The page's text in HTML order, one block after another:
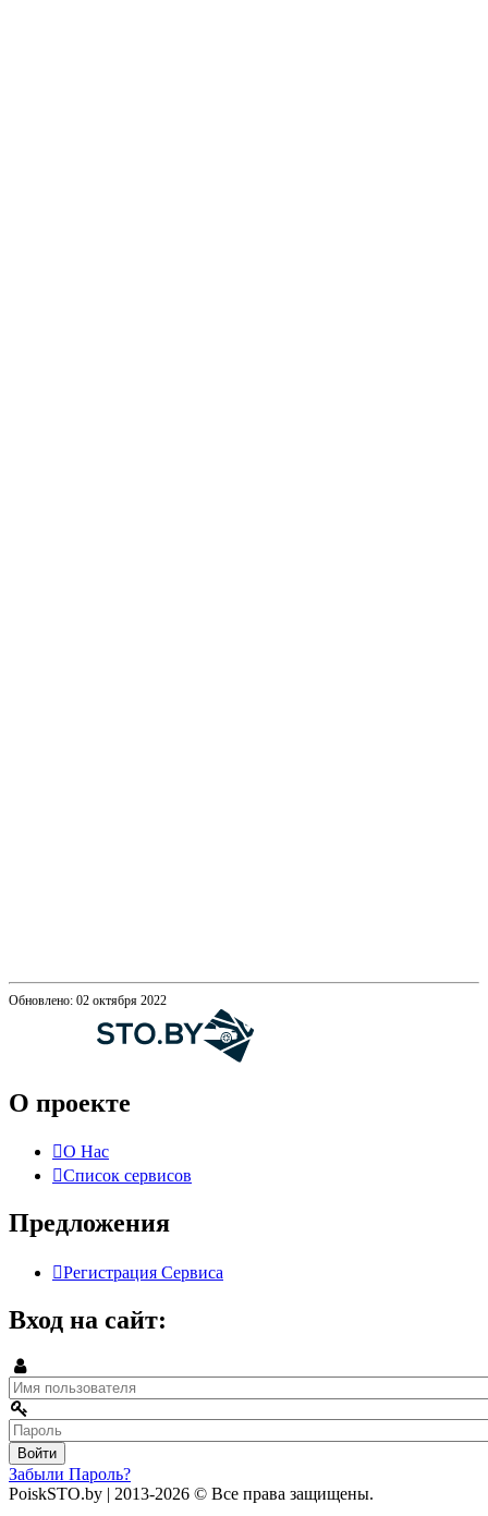
Обновлено: 02 октября 2022
О проекте
О Нас
Список сервисов
Предложения
Регистрация Сервиса
Вход на сайт:
Забыли Пароль?
PoiskSTO.by | 2013-2026 © Все права защищены.